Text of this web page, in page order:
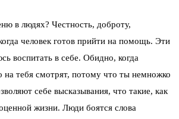
в людях? Честность, доброту,
человек готов прийти на помощь. Эти
воспитать в себе. Обидно, когда
на тебя смотрят, потому что ты немножко
себе высказывания, что такие, как
жизни. Люди боятся слова